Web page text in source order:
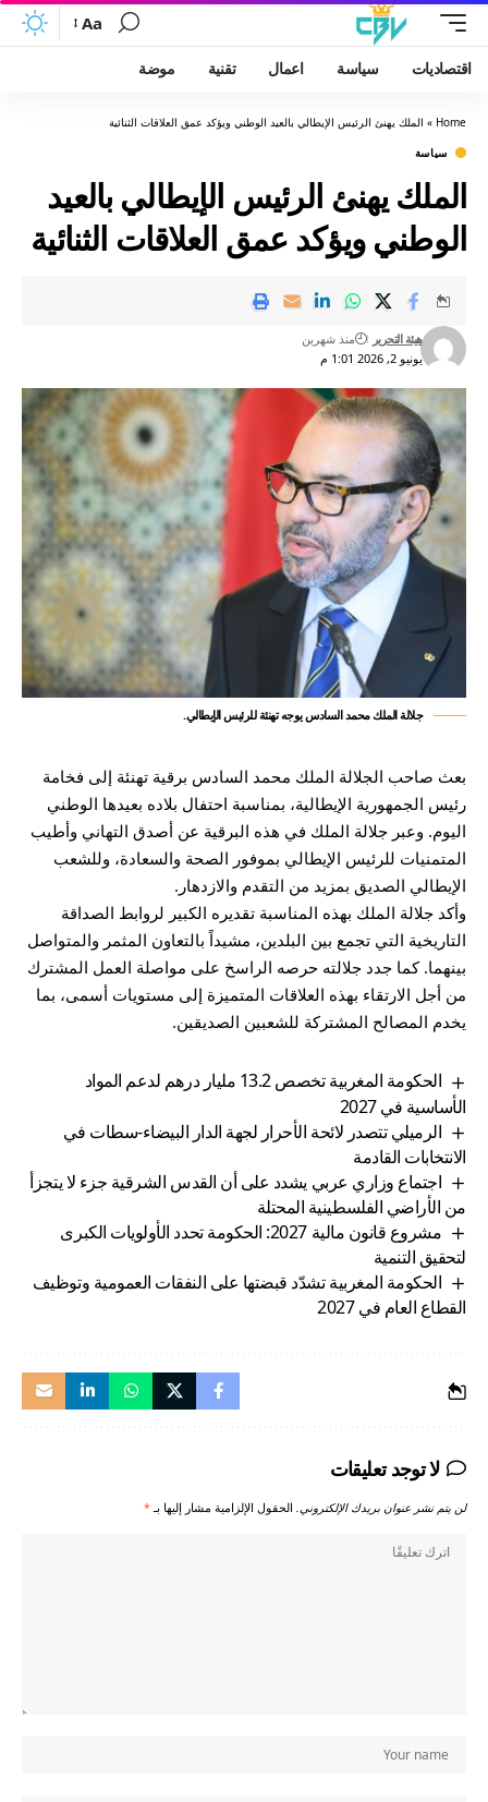
Aa
اقتصاديات سياسة اعمال تقنية موضة
Home
» الملك يهنئ الرئيس الإيطالي بالعيد الوطني ويؤكد عمق العلاقات الثنائية
سياسة
الملك يهنئ الرئيس الإيطالي بالعيد
الوطني ويؤكد عمق العلاقات الثنائية
يونيو 2, 2026 1:01 م
هيئة التحرير منذ شهرين
جلالة الملك محمد السادس يوجه تهنئة للرئيس الإيطالي.
بعث صاحب الجلالة الملك محمد السادس برقية تهنئة إلى فخامة
رئيس الجمهورية الإيطالية، بمناسبة احتفال بلاده بعيدها الوطني
اليوم. وعبر جلالة الملك في هذه البرقية عن أصدق التهاني وأطيب
المتمنيات للرئيس الإيطالي بموفور الصحة والسعادة، وللشعب
الإيطالي الصديق بمزيد من التقدم والازدهار.
وأكد جلالة الملك بهذه المناسبة تقديره الكبير لروابط الصداقة
التاريخية التي تجمع بين البلدين، مشيداً بالتعاون المثمر والمتواصل
بينهما. كما جدد جلالته حرصه الراسخ على مواصلة العمل المشترك
من أجل الارتقاء بهذه العلاقات المتميزة إلى مستويات أسمى، بما
يخدم المصالح المشتركة للشعبين الصديقين.
الحكومة المغربية تخصص 13.2 مليار درهم لدعم المواد
الأساسية في 2027
الرميلي تتصدر لائحة الأحرار لجهة الدار البيضاء-سطات في
الانتخابات القادمة
اجتماع وزاري عربي يشدد على أن القدس الشرقية جزء لا يتجزأ
من الأراضي الفلسطينية المحتلة
مشروع قانون مالية 2027: الحكومة تحدد الأولويات الكبرى
لتحقيق التنمية
الحكومة المغربية تشدّد قبضتها على النفقات العمومية وتوظيف
القطاع العام في 2027
لا توجد تعليقات
لن يتم نشر عنوان بريدك الإلكتروني. الحقول الإلزامية مشار إليها بـ*